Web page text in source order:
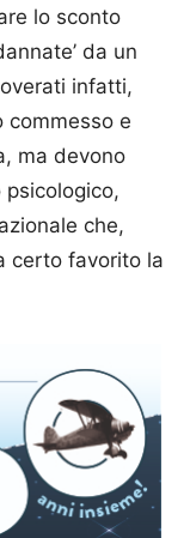
lo sconto
da un
infatti,
commesso e
ma devono
che,
certo favorito la